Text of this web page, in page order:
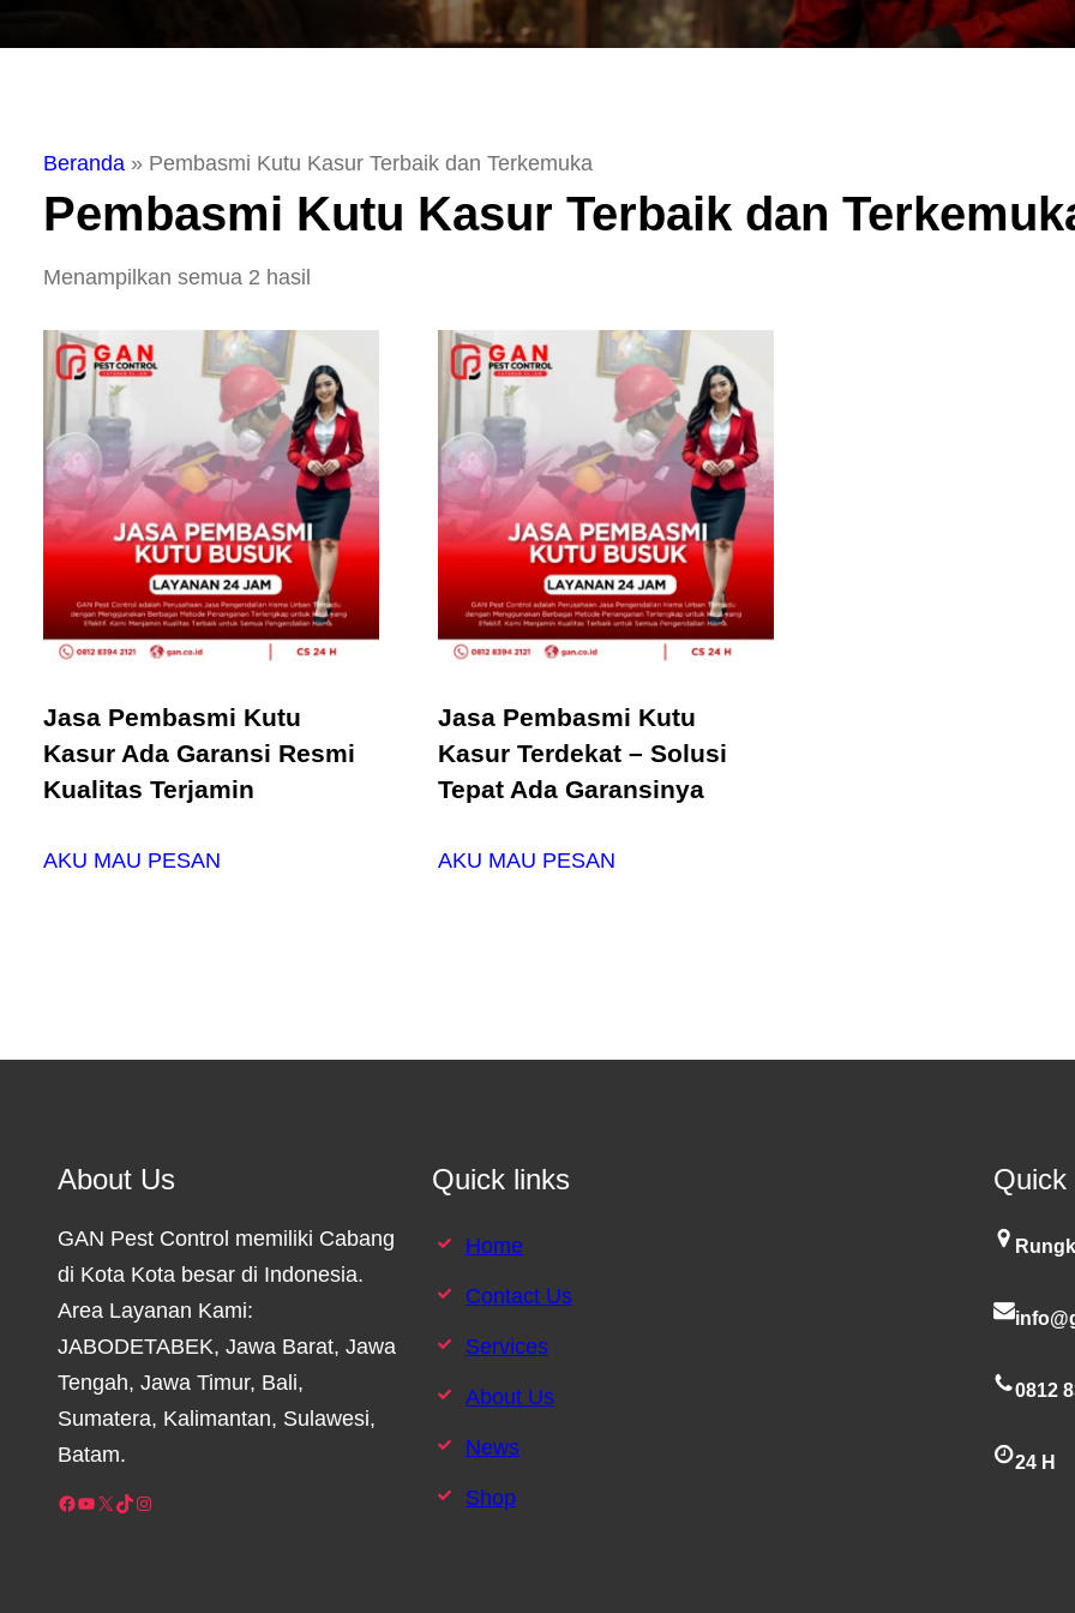
Beranda » Pembasmi Kutu Kasur Terbaik dan Terkemuka
Pembasmi Kutu Kasur Terbaik dan
Menampilkan semua 2 hasil
Jasa Pembasmi Kutu
Kasur Ada Garansi Resmi
Kualitas Terjamin
AKU MAU PESAN
Jasa Pembasmi Kutu
Kasur Terdekat – Solusi
Tepat Ada Garansinya
AKU MAU PESAN
About Us
GAN Pest Control memiliki Cabang
di Kota Kota besar di Indonesia.
Area Layanan Kami:
JABODETABEK, Jawa Barat, Jawa
Tengah, Jawa Timur, Bali,
Sumatera, Kalimantan, Sulawesi,
Batam.
Facebook YouTube X TikTok Instagram
Quick links
Home
Contact Us
Services
About Us
News
Shop
Quick
0812
24 H